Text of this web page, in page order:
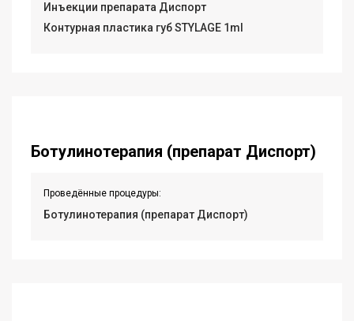
Инъекции препарата Диспорт
Контурная пластика губ STYLAGE 1ml
Ботулинотерапия (препарат Диспорт)
Проведённые процедуры:
Ботулинотерапия (препарат Диспорт)